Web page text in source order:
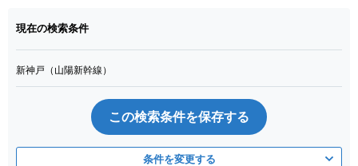
現在の検索条件
新神戸（山陽新幹線）
この検索条件を保存する
条件を変更する